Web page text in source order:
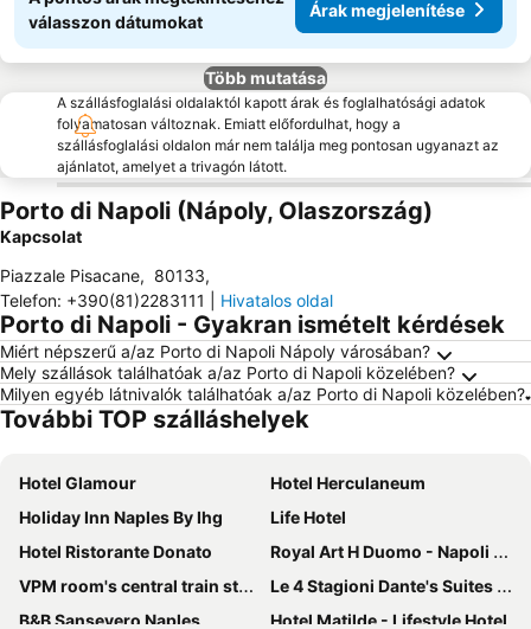
válasszon dátumokat
Árak megjelenítése
Több mutatása
A szállásfoglalási oldalaktól kapott árak és foglalhatósági adatok
folyamatosan változnak. Emiatt előfordulhat, hogy a
szállásfoglalási oldalon már nem találja meg pontosan ugyanazt az
ajánlatot, amelyet a trivagón látott.
Porto di Napoli (Nápoly, Olaszország)
Kapcsolat
Piazzale Pisacane, 80133,
Telefon: +390(81)2283111 Hivatalos oldal
Porto di Napoli - Gyakran ismételt kérdések
Miért népszerű a/az Porto di Napoli Nápoly városában?
Mely szállások találhatóak a/az Porto di Napoli közelében?
Milyen egyéb látnivalók találhatóak a/az Porto di Napoli közelében?
További TOP szálláshelyek
Hotel Glamour
Hotel Herculaneum
Holiday Inn Naples By Ihg
Life Hotel
Hotel Ristorante Donato
Royal Art H Duomo - Napoli Centro, by ClaPa Group
VPM room's central train station
Le 4 Stagioni Dante's Suites H Napoli Centro, by ClaPa Group
B&B Sansevero Naples
Hotel Matilde - Lifestyle Hotel